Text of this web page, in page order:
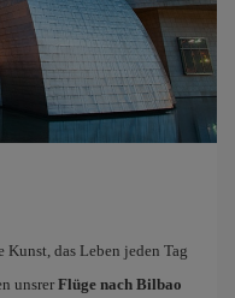
das Leben jeden Tag
unsrerFlüge nach Bilbao